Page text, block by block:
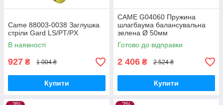
Came 88003-0038 Заглушка
стріли Gard LS/PT/PX
В наявності
927 ₴ 1 004 ₴
Купити
CAME G04060 Пружина
шлагбаума балансувальна
зелена Ø 50мм
Готово до відправки
2 406 ₴ 2 524 ₴
Купити